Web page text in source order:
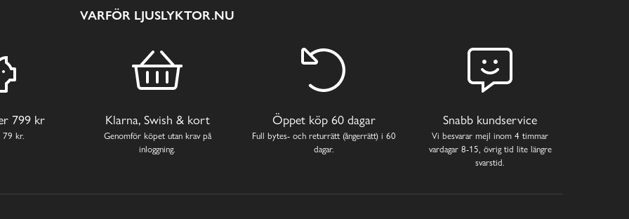
VARFÖR LJUSLYKTOR.NU
799 kr
79 kr.
Klarna, Swish & kort
Genomför köpet utan krav på
inloggning.
Öppet köp 60 dagar
Full bytes- och returrätt (ångerrätt) i 60
dagar.
Snabb kundservice
Vi besvarar mejl inom 4 timmar
vardagar 8-15, övrig tid lite längre
svarstid.